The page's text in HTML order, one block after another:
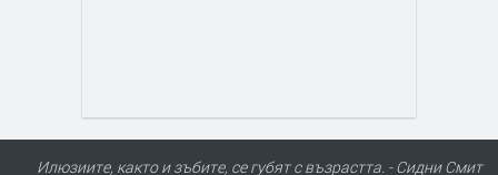
Илюзиите, както и зъбите, се губят с възрастта. - Сидни Смит